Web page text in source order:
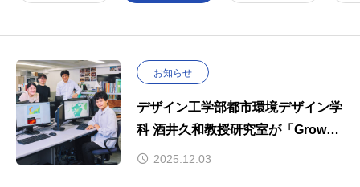
お知らせ
デザイン工学部都市環境デザイン学
科 酒井久和教授研究室が「Grow～
私が成長できた場所～」で紹介され
2025.12.03